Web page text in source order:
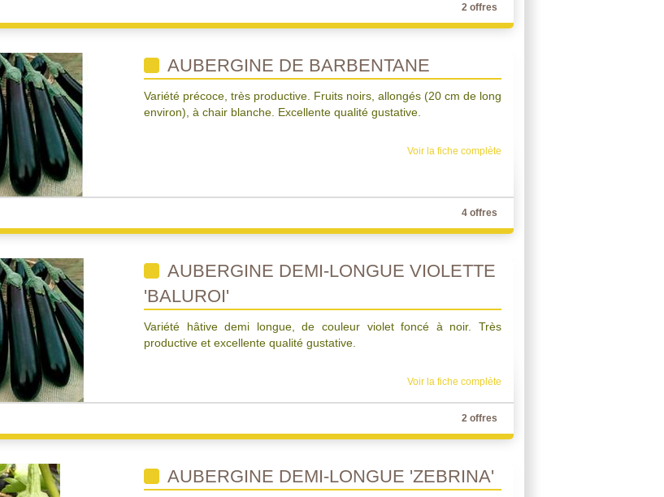
2 offres
AUBERGINE DE BARBENTANE
Variété précoce, très productive. Fruits noirs, allongés (20 cm de long
environ), à chair blanche. Excellente qualité gustative.
Voir la fiche complète
4 offres
AUBERGINE DEMI-LONGUE VIOLETTE
'BALUROI'
Variété hâtive demi longue, de couleur violet foncé à noir. Très
productive et excellente qualité gustative.
Voir la fiche complète
2 offres
AUBERGINE DEMI-LONGUE 'ZEBRINA'